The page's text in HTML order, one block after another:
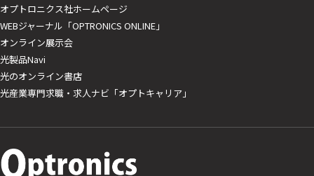
オプトロニクス社ホームページ
WEBジャーナル「OPTRONICS ONLINE」
オンライン展示会
光製品Navi
光のオンライン書店
光産業専門求職・求人ナビ「オプトキャリア」